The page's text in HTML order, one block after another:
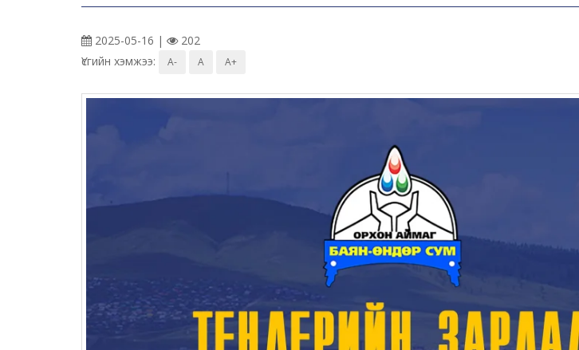
2025-05-16 |
202
Үсгийн хэмжээ:
A- A A+